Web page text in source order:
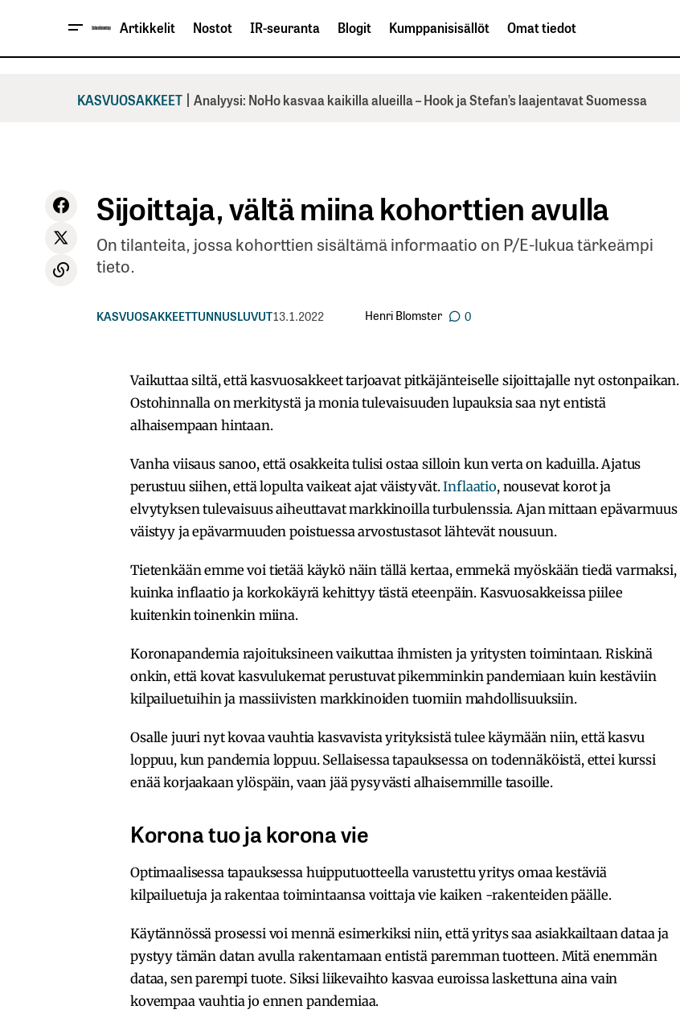
Artikkelit Nostot IR-seuranta Blogit Kumppanisisällöt Omat tiedot
KASVUOSAKKEET | Analyysi: NoHo kasvaa kaikilla alueilla – Hook ja Stefan’s laajentavat Suomessa
Sijoittaja, vältä miina kohorttien avulla
On tilanteita, jossa kohorttien sisältämä informaatio on P/E-lukua tärkeämpi
tieto.
KASVUOSAKKEETTUNNUSLUVUT13.1.2022 Henri Blomster 0
Vaikuttaa siltä, että kasvuosakkeet tarjoavat pitkäjänteiselle sijoittajalle nyt ostonpaikan.
Ostohinnalla on merkitystä ja monia tulevaisuuden lupauksia saa nyt entistä
alhaisempaan hintaan.
Vanha viisaus sanoo, että osakkeita tulisi ostaa silloin kun verta on kaduilla. Ajatus
perustuu siihen, että lopulta vaikeat ajat väistyvät.Inflaatio, nousevat korot ja
elvytyksen tulevaisuus aiheuttavat markkinoilla turbulenssia. Ajan mittaan epävarmuus
väistyy ja epävarmuuden poistuessa arvostustasot lähtevät nousuun.
Tietenkään emme voi tietää käykö näin tällä kertaa, emmekä myöskään tiedä varmaksi,
kuinka inflaatio ja korkokäyrä kehittyy tästä eteenpäin. Kasvuosakkeissa piilee
kuitenkin toinenkin miina.
Koronapandemia rajoituksineen vaikuttaa ihmisten ja yritysten toimintaan. Riskinä
onkin, että kovat kasvulukemat perustuvat pikemminkin pandemiaan kuin kestäviin
kilpailuetuihin ja massiivisten markkinoiden tuomiin mahdollisuuksiin.
Osalle juuri nyt kovaa vauhtia kasvavista yrityksistä tulee käymään niin, että kasvu
loppuu, kun pandemia loppuu. Sellaisessa tapauksessa on todennäköistä, ettei kurssi
enää korjaakaan ylöspäin, vaan jää pysyvästi alhaisemmille tasoille.
Korona tuo ja korona vie
Optimaalisessa tapauksessa huipputuotteella varustettu yritys omaa kestäviä
kilpailuetuja ja rakentaa toimintaansa voittaja vie kaiken -rakenteiden päälle.
Käytännössä prosessi voi mennä esimerkiksi niin, että yritys saa asiakkailtaan dataa ja
pystyy tämän datan avulla rakentamaan entistä paremman tuotteen. Mitä enemmän
dataa, sen parempi tuote. Siksi liikevaihto kasvaa euroissa laskettuna aina vain
kovempaa vauhtia jo ennen pandemiaa.